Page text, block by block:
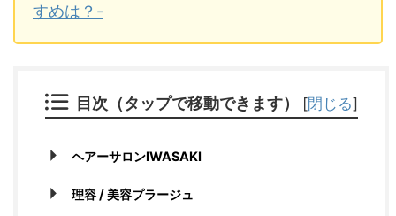
すめは？-
目次（タップで移動できます） [閉じる]
ヘアーサロンIWASAKI
理容 / 美容プラージュ